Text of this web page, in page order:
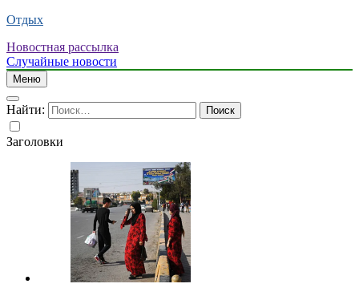
Отдых
Новостная рассылка
Случайные новости
Меню
Найти:
Заголовки